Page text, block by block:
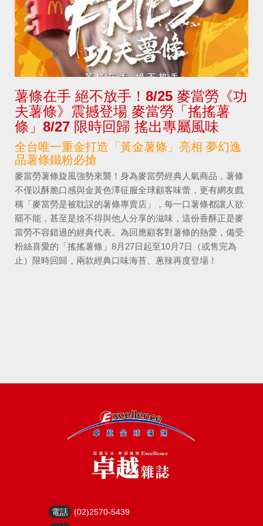
薯條在手 絕不放手！8/25 麥當勞《功
夫薯條》震撼登場 麥當勞「搖搖薯
條」8/27 限時回歸 搖出專屬風味
全台唯一重金打造「黃金薯條」亮相 夢幻逸
品薯條鐵粉必搶
麥當勞薯條旋風強勢來襲！身為麥當勞經典人氣商品，薯條
不僅以酥脆口感與金黃色澤征服全球顧客味蕾，更有網友戲
稱「麥當勞是被耽誤的薯條專賣店」，每一口薯條都讓人欲
罷不能，甚至是捨不得與他人分享的滋味，這份香酥正是麥
當勞不容錯過的經典代表。為回應顧客對薯條的熱愛，備受
粉絲喜愛的「搖搖薯條」8月27日起至10月7日（或售完為
止）限時回歸，兩款經典口味海苔、蔥辣再度登場！
電話
(02)2570-5439